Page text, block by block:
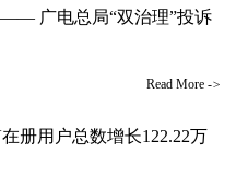
广电总局“双治理”投诉
Read More ->
册用户总数增长122.22万